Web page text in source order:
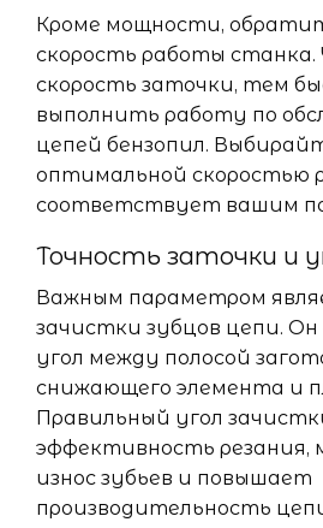
Кроме мощности,
скорость работы
скорость заточки, тем
выполнить работу по
цепей бензопил.
оптимальной скоростью
соответствует вашим
Точность заточки и
Важным параметром
зачистки зубцов цепи.
угол между полосой
снижающего элемента и
Правильный угол
эффективность
износ зубьев и повышает
производительность